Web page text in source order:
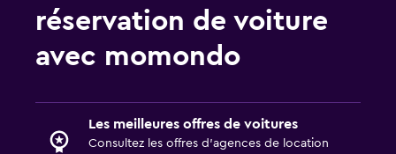
réservation de voiture
avec momondo
Les meilleures offres de voitures
Consultez les offres d’agences de location